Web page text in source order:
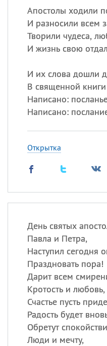
Апостолы ходили
И разносили всем
Творили чудеса,
И жизнь свою
И их слова дошли
В священной
Написано:
Написано:
Открытка
День святых
Павла и Петра,
Наступил сегодня
Праздновать пора!
Дарит всем
Кротость и любовь,
Счастье пусть
Радость будет
Обретут
Люди и мечту,